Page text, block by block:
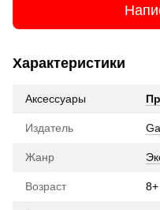
Характеристики
Аксессуары
Издатель
Жанр
Возраст 8+